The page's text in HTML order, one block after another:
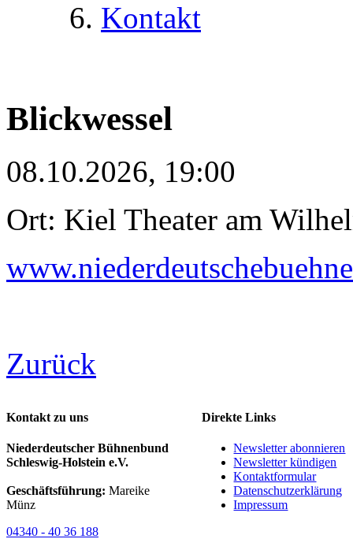
Kontakt
Blickwessel
08.10.2026, 19:00
Ort: Kiel Theater am
Zurück
Kontakt zu uns
Niederdeutscher Bühnenbund
Schleswig-Holstein e.V.
Geschäftsführung: Mareike
Münz
04340 - 40 36 188
Direkte Links
Newsletter abonnieren
Newsletter kündigen
Kontaktformular
Datenschutzerklärung
Impressum